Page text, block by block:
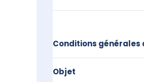
Conditions
Objet